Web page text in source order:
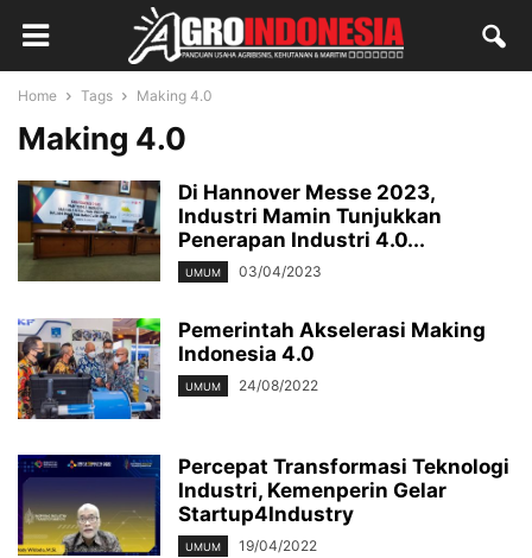
Home Tags Making 4.0
Making 4.0
Di Hannover Messe 2023,
Industri Mamin Tunjukkan
Penerapan Industri 4.0...
UMUM 03/04/2023
Pemerintah Akselerasi Making
Indonesia 4.0
UMUM 24/08/2022
Percepat Transformasi Teknologi
Industri, Kemenperin Gelar
Startup4Industry
UMUM 19/04/2022